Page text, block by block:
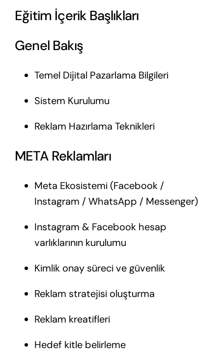
Eğitim İçerik Başlıkları
Genel Bakış
Temel Dijital Pazarlama Bilgileri
Sistem Kurulumu
Reklam Hazırlama Teknikleri
META Reklamları
Meta Ekosistemi (Facebook /
Instagram / WhatsApp / Messenger)
Instagram & Facebook hesap
varlıklarının kurulumu
Kimlik onay süreci ve güvenlik
Reklam stratejisi oluşturma
Reklam kreatifleri
Hedef kitle belirleme